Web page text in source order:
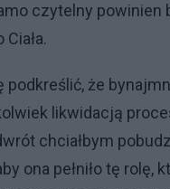
czytelny powinien
podkreślić, że
likwidacją
chciałbym
ona pełniło tę rolę,